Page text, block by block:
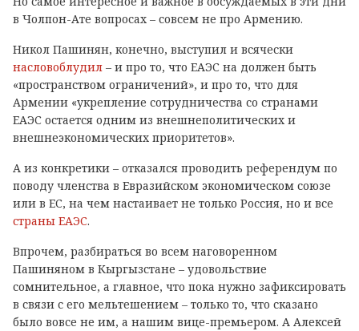
в Чолпон-Ате вопросах – совсем не про Армению.
Никол Пашинян, конечно, выступил и всячески
насловоблудил – и про то, что ЕАЭС на должен быть
«пространством ограничений», и про то, что для
Армении «укрепление сотрудничества со странами
ЕАЭС остается одним из внешнеполитических и
внешнеэкономических приоритетов».
А из конкретики – отказался проводить референдум по
поводу членства в Евразийском экономическом союзе
или в ЕС, на чем настаивает не только Россия, но и все
страны ЕАЭС.
Впрочем, разбираться во всем наговоренном
Пашиняном в Кыргызстане – удовольствие
сомнительное, а главное, что пока нужно зафиксировать
в связи с его мельтешением – только то, что сказано
было вовсе не им, а нашим вице-премьером. А Алексей